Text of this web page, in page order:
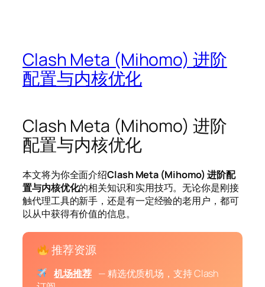
Clash Meta (Mihomo) 进阶
配置与内核优化
Clash Meta (Mihomo) 进阶
配置与内核优化
本文将为你全面介绍Clash Meta (Mihomo) 进阶配
置与内核优化的相关知识和实用技巧。无论你是刚接
触代理工具的新手，还是有一定经验的老用户，都可
以从中获得有价值的信息。
推荐资源
机场推荐 — 精选优质机场，支持 Clash